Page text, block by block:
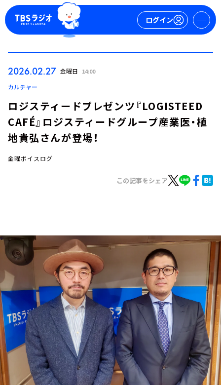
ログイン
イベント・グッズ
YouTube
会社情報
2026.02.27 金曜日 14:00
カルチャー
ロジスティードプレゼンツ『LOGISTEED
CAFÉ』ロジスティードグループ産業医・植
地貴弘さんが登場！
金曜ボイスログ
この記事をシェア